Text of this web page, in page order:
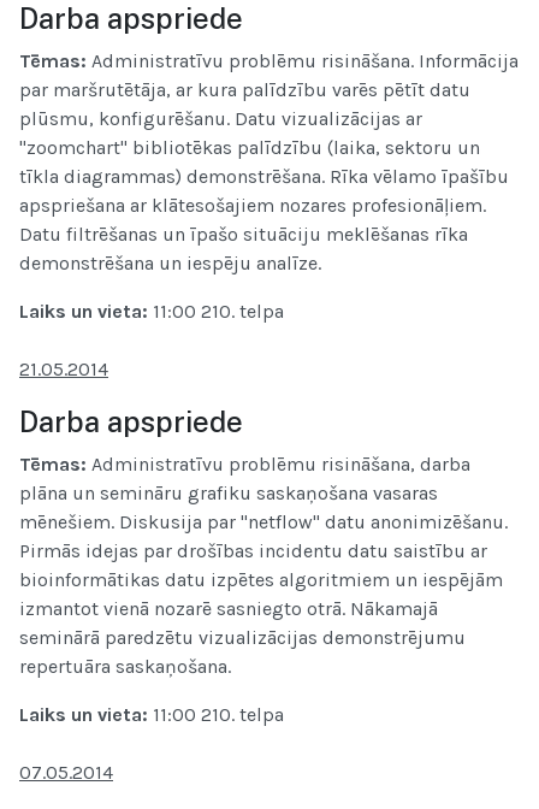
Darba apspriede
Tēmas: Administratīvu problēmu risināšana. Informācija
par maršrutētāja, ar kura palīdzību varēs pētīt datu
plūsmu, konfigurēšanu. Datu vizualizācijas ar
"zoomchart" bibliotēkas palīdzību (laika, sektoru un
tīkla diagrammas) demonstrēšana. Rīka vēlamo īpašību
apspriešana ar klātesošajiem nozares profesionāļiem.
Datu filtrēšanas un īpašo situāciju meklēšanas rīka
demonstrēšana un iespēju analīze.
Laiks un vieta: 11:00 210. telpa
21.05.2014
Darba apspriede
Tēmas: Administratīvu problēmu risināšana, darba
plāna un semināru grafiku saskaņošana vasaras
mēnešiem. Diskusija par "netflow" datu anonimizēšanu.
Pirmās idejas par drošības incidentu datu saistību ar
bioinformātikas datu izpētes algoritmiem un iespējām
izmantot vienā nozarē sasniegto otrā. Nākamajā
seminārā paredzētu vizualizācijas demonstrējumu
repertuāra saskaņošana.
Laiks un vieta: 11:00 210. telpa
07.05.2014